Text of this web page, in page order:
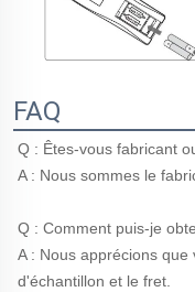
FAQ
Q : Êtes-vous fabricant
A : Nous sommes le
Q : Comment puis-je
A : Nous apprécions
d'échantillon et le fret.